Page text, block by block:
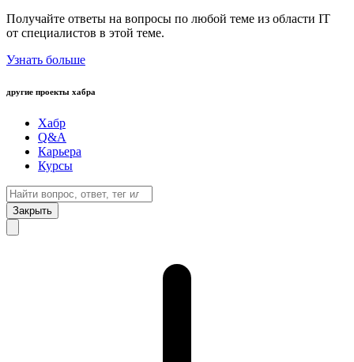
Получайте ответы на вопросы по любой теме из области IT
от специалистов в этой теме.
Узнать больше
другие проекты хабра
Хабр
Q&A
Карьера
Курсы
Закрыть